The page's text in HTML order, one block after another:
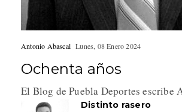
Antonio Abascal Lunes, 08 Enero 2024
Ochenta años
El Blog de Puebla Deportes escribe
Distinto rasero